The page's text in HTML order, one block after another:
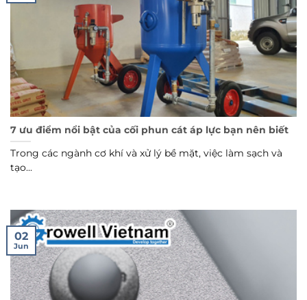
7 ưu điểm nổi bật của cối phun cát áp lực bạn nên biết
Trong các ngành cơ khí và xử lý bề mặt, việc làm sạch và
tạo...
02
Jun